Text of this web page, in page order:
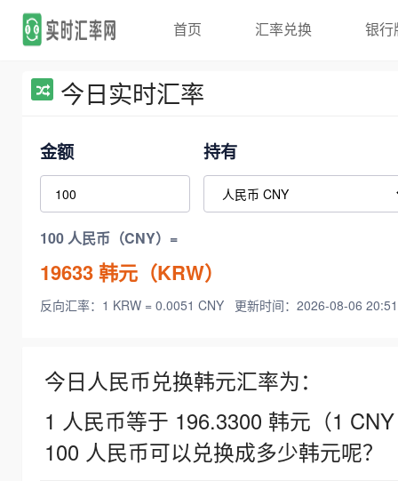
首页 汇率兑换 银行
今日实时汇率
金额 持有
100 人民币（CNY）=
19633韩元（KRW）
反向汇率：1 KRW = 0.0051 CNY 更新时间：2026-08-06
今日人民币兑换韩元汇率为：
1 人民币等于 196.3300 韩元（1
100 人民币可以兑换成多少韩元呢？